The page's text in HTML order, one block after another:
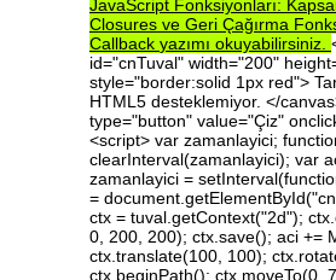
JavaScript Fonksiyonları:
Closures ve Geri Çağırma
Callback yazımı okuyabilirsiniz.
id="cnTuval" width="200"
style="border:solid 1px red">
HTML5 desteklemiyor. </
type="button" value="Çiz"
<script> var zamanlayici;
clearInterval(zamanlayici); var
zamanlayici =
=
ctx = tuval.getContext("2d");
0, 200, 200); ctx.save(); aci +=
ctx.translate(100, 100);
ctx.beginPath(); ctx.moveTo(0,